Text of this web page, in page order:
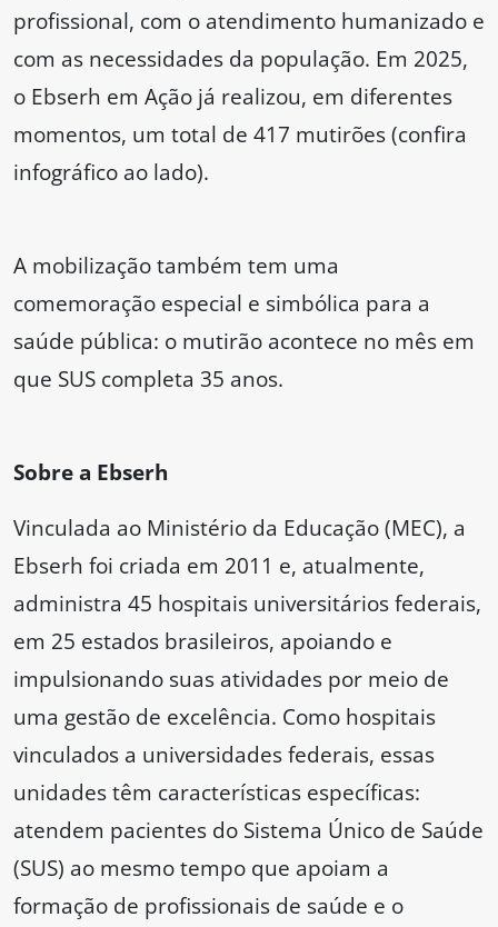
profissional, com o atendimento humanizado e
com as necessidades da população. Em 2025,
o Ebserh em Ação já realizou, em diferentes
momentos, um total de 417 mutirões (confira
infográfico ao lado).
A mobilização também tem uma
comemoração especial e simbólica para a
saúde pública: o mutirão acontece no mês em
que SUS completa 35 anos.
Sobre a Ebserh
Vinculada ao Ministério da Educação (MEC), a
Ebserh foi criada em 2011 e, atualmente,
administra 45 hospitais universitários federais,
em 25 estados brasileiros, apoiando e
impulsionando suas atividades por meio de
uma gestão de excelência. Como hospitais
vinculados a universidades federais, essas
unidades têm características específicas:
atendem pacientes do Sistema Único de Saúde
(SUS) ao mesmo tempo que apoiam a
formação de profissionais de saúde e o